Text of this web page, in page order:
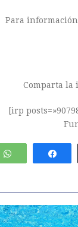
Para
Comparta la
[irp
WhatsApp